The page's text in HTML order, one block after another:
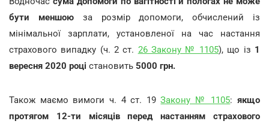
бути меншою за розмір допомоги, обчислений із
мінімальної зарплати, установленої на час настання
страхового випадку (ч. 2 ст. 26 Закону № 1105), що із 1
вересня 2020 році становить 5000 грн.
Також маємо вимоги ч. 4 ст. 19Закону № 1105:якщо
протягом 12-ти місяців перед настанням страхового